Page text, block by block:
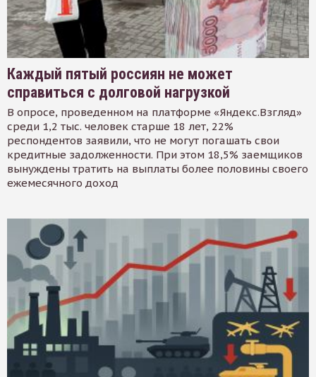
Каждый пятый россиян не может
справиться с долговой нагрузкой
В опросе, проведенном на платформе «Яндекс.Взгляд»
среди 1,2 тыс. человек старше 18 лет, 22%
респондентов заявили, что не могут погашать свои
кредитные задолженности. При этом 18,5% заемщиков
вынуждены тратить на выплаты более половины своего
ежемесячного доход